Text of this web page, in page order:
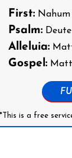
First:Nahum
Psalm:
Alleluia:
Gospel:
*This is a free